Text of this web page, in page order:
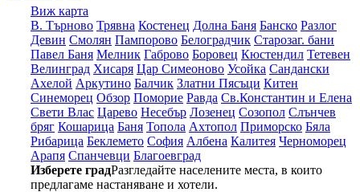
Виж карта
В. Търново Трявна Костенец Долна Баня Банско Разлог
Девин Смолян Пампорово Белоградчик Старозаг. бани
Павел Баня Мелник Габрово Боровец Кюстендил Тетевен
Велинград Хисаря Цар Симеоново Усойка Сандански
Ахелой Аркутино Балчик Златни Пясъци Китен
Синеморец Обзор Поморие Равда Св.Константин и Елена
Свети Влас Царево Несебър Лозенец Созопол Слънчев
бряг Кошарица Баня Топола Ахтопол Приморско Бяла
Рибарица Беклемето София Албена Калитея Черноморец
Арапя Спанчевци Благоевград
Изберете градРазгледайте населените места, в които
предлагаме настаняване и хотели.